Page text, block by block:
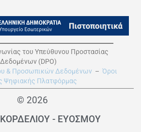
του Υπεύθυνου Προστασίας
Δεδομένων (DPO)
& Προσωπικών Δεδομένων– Όροι
Ψηφιακής Πλατφόρμας
© 2026
- ΕΥΟΣΜΟΥ